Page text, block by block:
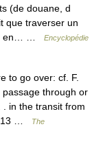
(de douane, d
que traverser un
en… …
Encyclopédie
to go over: cf. F.
through or
in the transit from
…
The